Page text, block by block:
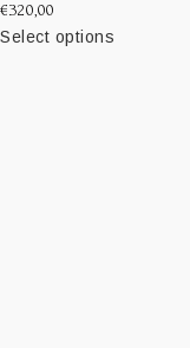
€320,00
Select options